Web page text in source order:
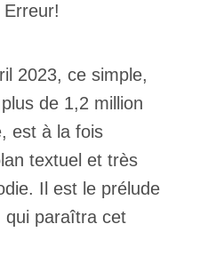
2023, ce simple,
de 1,2 million
est à la fois
textuel et très
Il est le prélude
qui paraîtra cet